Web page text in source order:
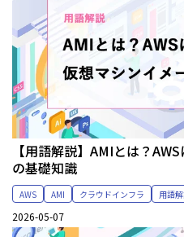
【用語解説】AMIとは？
の基礎知識
AWS AMI クラウドインフラ 用語
2026-05-07